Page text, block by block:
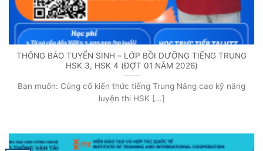
THÔNG BÁO TUYỂN SINH – LỚP BỒI DƯỠNG TIẾNG TRUNG
HSK 3, HSK 4 (ĐỢT 01 NĂM 2026)
Bạn muốn: Củng cố kiến thức tiếng Trung Nâng cao kỹ năng
luyện thi HSK [...]